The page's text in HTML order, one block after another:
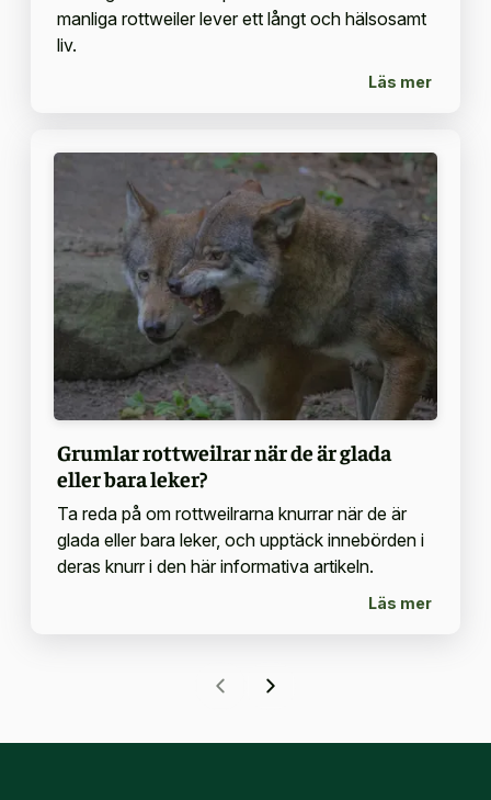
manliga rottweiler lever ett långt och hälsosamt
liv.
Läs mer
Grumlar rottweilrar när de är glada
eller bara leker?
Ta reda på om rottweilrarna knurrar när de är
glada eller bara leker, och upptäck innebörden i
deras knurr i den här informativa artikeln.
Läs mer